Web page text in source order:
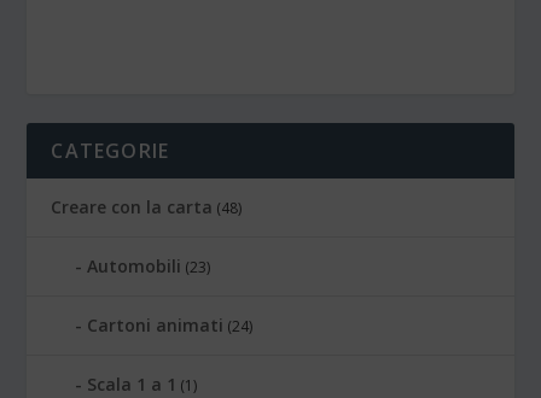
CATEGORIE
Creare con la carta (48)
Automobili (23)
Cartoni animati (24)
Scala 1 a 1 (1)